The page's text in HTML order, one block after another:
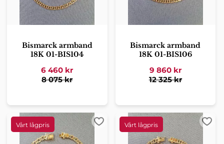
Bismarck armband
18K 01-BIS104
6 460 kr
8 075kr
Bismarck armband
18K 01-BIS106
9 860kr
12 325kr
Lägg till i favoriter